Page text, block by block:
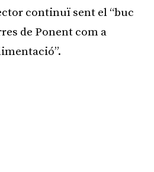
continuï sent el “buc
de Ponent com a